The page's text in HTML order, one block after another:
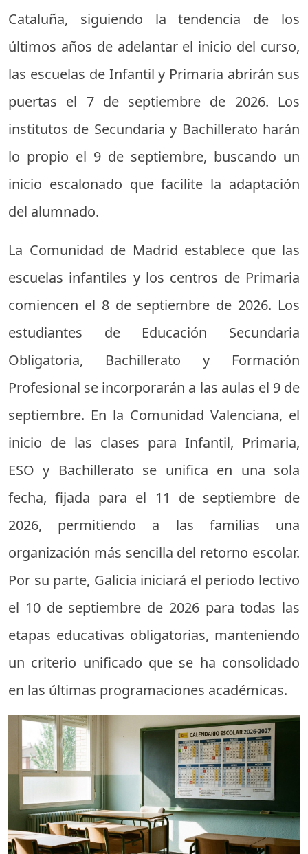
Cataluña, siguiendo la tendencia de los
últimos años de adelantar el inicio del curso,
las escuelas de Infantil y Primaria abrirán sus
puertas el 7 de septiembre de 2026. Los
institutos de Secundaria y Bachillerato harán
lo propio el 9 de septiembre, buscando un
inicio escalonado que facilite la adaptación
del alumnado.
La Comunidad de Madrid establece que las
escuelas infantiles y los centros de Primaria
comiencen el 8 de septiembre de 2026. Los
estudiantes de Educación Secundaria
Obligatoria, Bachillerato y Formación
Profesional se incorporarán a las aulas el 9 de
septiembre. En la Comunidad Valenciana, el
inicio de las clases para Infantil, Primaria,
ESO y Bachillerato se unifica en una sola
fecha, fijada para el 11 de septiembre de
2026, permitiendo a las familias una
organización más sencilla del retorno escolar.
Por su parte, Galicia iniciará el periodo lectivo
el 10 de septiembre de 2026 para todas las
etapas educativas obligatorias, manteniendo
un criterio unificado que se ha consolidado
en las últimas programaciones académicas.